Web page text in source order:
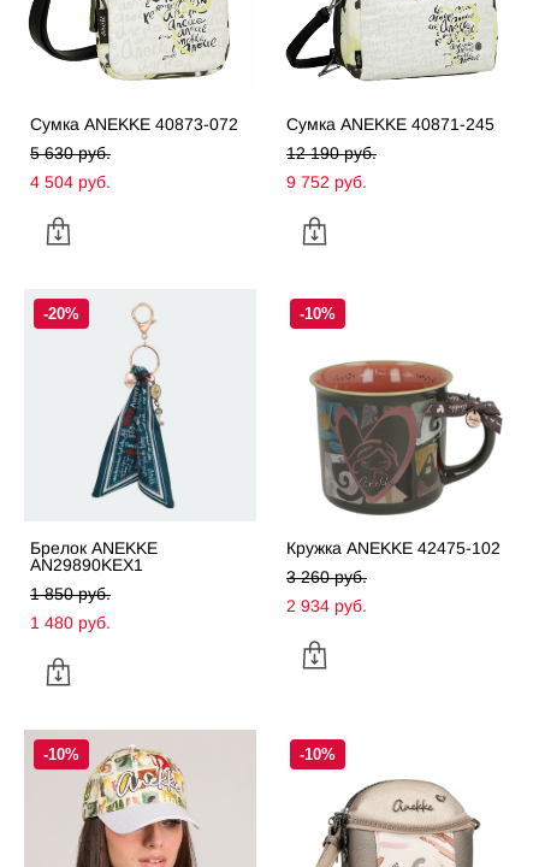
Сумка ANEKKE 40873-072
5 630 pуб.
4 504 pуб.
Сумка ANEKKE 40871-245
12 190 pуб.
9 752 pуб.
-20%
Брелок ANEKKE
AN29890KEX1
1 850 pуб.
1 480 pуб.
-10%
Кружка ANEKKE 42475-102
3 260 pуб.
2 934 pуб.
-10% -10%